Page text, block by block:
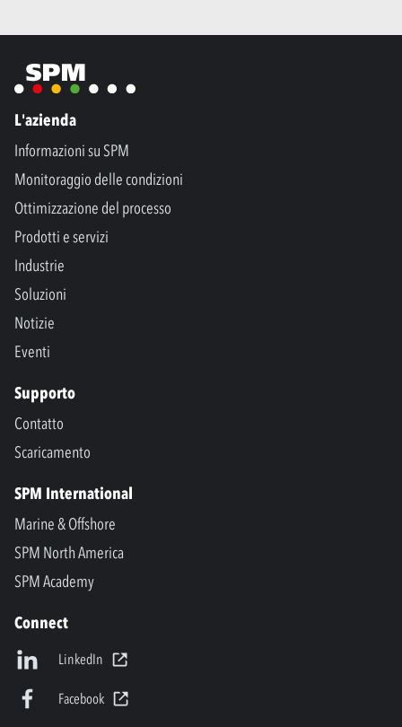
L'azienda
Informazioni su SPM
Monitoraggio delle condizioni
Ottimizzazione del processo
Prodotti e servizi
Industrie
Soluzioni
Notizie
Eventi
Supporto
Contatto
Scaricamento
SPM International
Marine & Offshore
SPM North America
SPM Academy
Connect
LinkedIn
Facebook